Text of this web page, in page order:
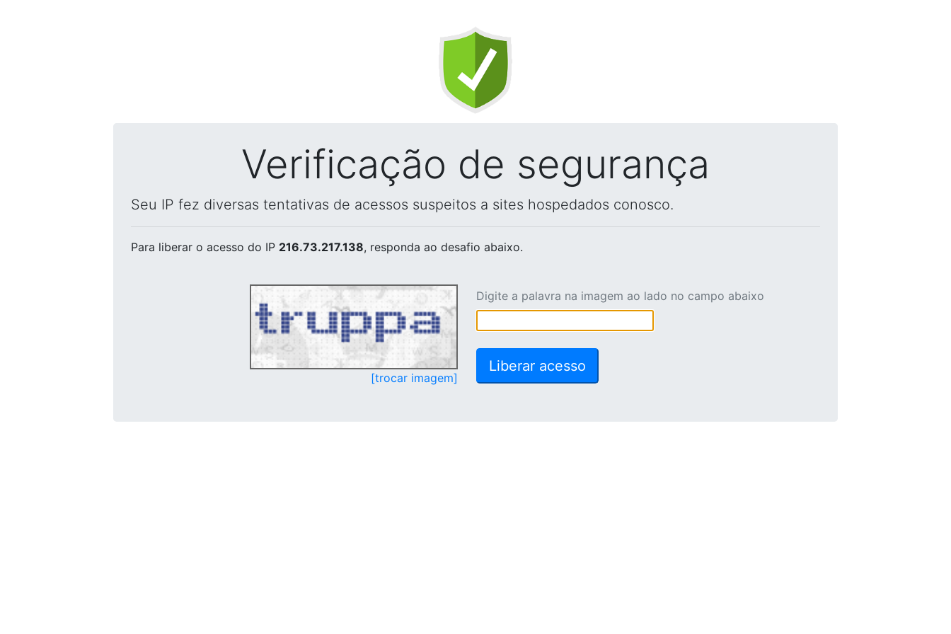
Verificação de segurança
Seu IP fez diversas tentativas de acessos suspeitos a sites hospedados conosco.
Para liberar o acesso do IP 216.73.217.138, responda ao desafio abaixo.
[trocar imagem]
Digite a palavra na imagem ao lado no campo abaixo